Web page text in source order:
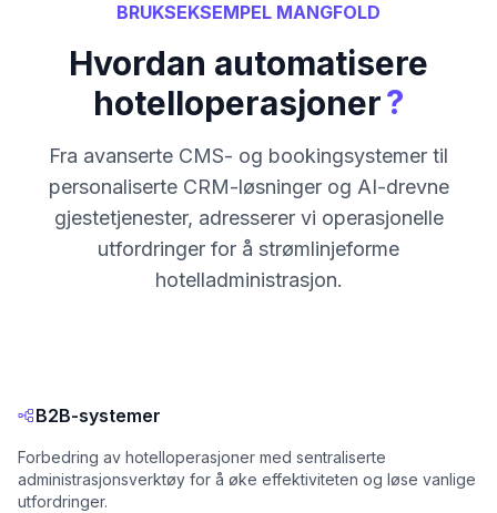
BRUKSEKSEMPEL MANGFOLD
Hvordan automatisere
hotelloperasjoner?
Fra avanserte CMS- og bookingsystemer til
personaliserte CRM-løsninger og AI-drevne
gjestetjenester, adresserer vi operasjonelle
utfordringer for å strømlinjeforme
hotelladministrasjon.
B2B-systemer
Forbedring av hotelloperasjoner med sentraliserte
administrasjonsverktøy for å øke effektiviteten og løse vanlige
utfordringer.